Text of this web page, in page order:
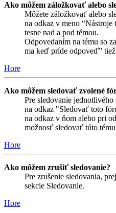
Ako môžem záložkovať alebo
Môžete záložkovať alebo
na odkaz v meno “Nástroje
tesne nad a pod témou.
Odpovedaním na tému so
ma keď príde odpoveď”
Hore
Ako môžem sledovať zvolené
Pre sledovanie
na odkaz "Sledovať toto
na odkaz v ňom alebo pri
možnosť sledovať túto
Hore
Ako môžem zrušiť sledovanie?
Pre zrušenie sledovania,
sekcie Sledovanie.
Hore